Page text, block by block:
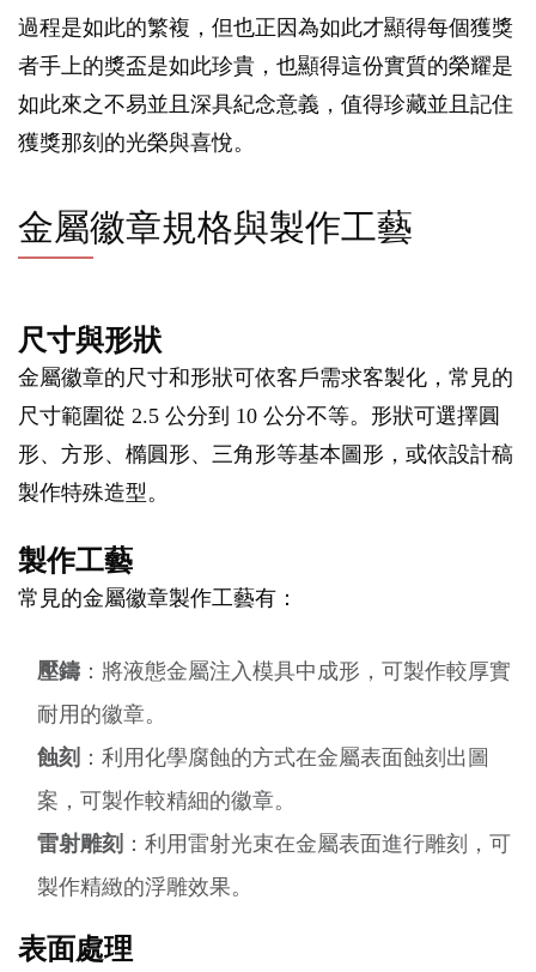
過程是如此的繁複，但也正因為如此才顯得每個獲獎
者手上的獎盃是如此珍貴，也顯得這份實質的榮耀是
如此來之不易並且深具紀念意義，值得珍藏並且記住
獲獎那刻的光榮與喜悅。
金屬徽章規格與製作工藝
尺寸與形狀
金屬徽章的尺寸和形狀可依客戶需求客製化，常見的
尺寸範圍從 2.5 公分到 10 公分不等。形狀可選擇圓
形、方形、橢圓形、三角形等基本圖形，或依設計稿
製作特殊造型。
製作工藝
常見的金屬徽章製作工藝有：
壓鑄 ：將液態金屬注入模具中成形，可製作較厚實
耐用的徽章。
蝕刻 ：利用化學腐蝕的方式在金屬表面蝕刻出圖
案，可製作較精細的徽章。
雷射雕刻 ：利用雷射光束在金屬表面進行雕刻，可
製作精緻的浮雕效果。
表面處理